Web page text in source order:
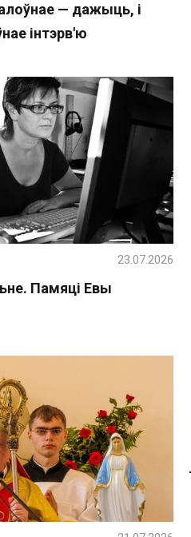
— дажыць, і
інтэрв'ю
Памяці Евы
23.07.2026